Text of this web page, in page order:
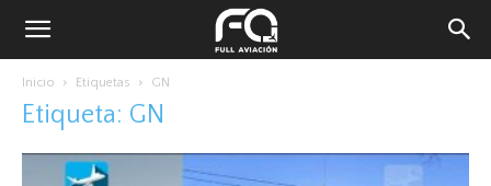
Inicio Etiquetas GN
Etiqueta: GN